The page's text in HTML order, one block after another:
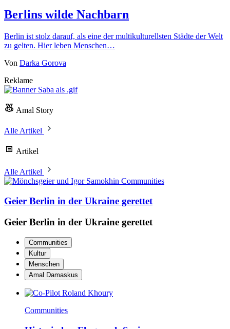
Berlins wilde Nachbarn
Berlin ist stolz darauf, als eine der multikulturellsten Städte der Welt
zu gelten. Hier leben Menschen…
Von Darka Gorova
Reklame
Amal Story
Alle Artikel
Artikel
Alle Artikel
Communities
Geier Berlin in der Ukraine gerettet
Geier Berlin in der Ukraine gerettet
Communities
Kultur
Menschen
Amal Damaskus
Communities